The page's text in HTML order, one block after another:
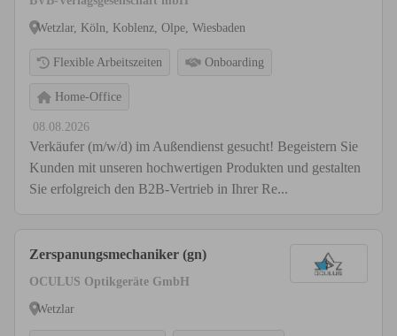
Wetzlar, Köln, Koblenz, Olpe, Wiesbaden
Flexible Arbeitszeiten Onboarding
Home-Office
08.08.2026
Verkäufer (m/w/d) im Außendienst gesucht! Begeistern Sie
Kunden mit unseren hochwertigen Produkten und gestalten
Sie erfolgreich den B2B-Vertrieb in Ihrer Re...
Zerspanungsmechaniker (gn)
OCULUS Optikgeräte GmbH
Wetzlar